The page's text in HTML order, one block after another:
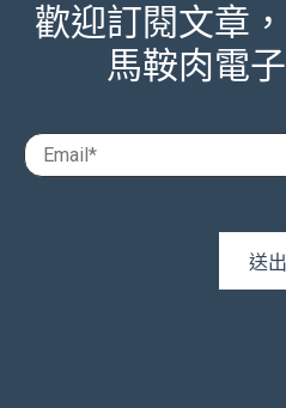
歡迎訂閱文章
馬鞍肉電